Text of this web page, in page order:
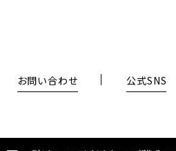
お問い合わせ 公式SNS